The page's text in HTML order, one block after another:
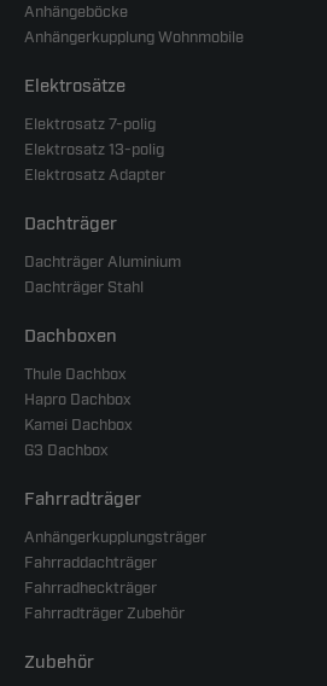
Anhängeböcke
Anhängerkupplung Wohnmobile
Elektrosätze
Elektrosatz 7-polig
Elektrosatz 13-polig
Elektrosatz Adapter
Dachträger
Dachträger Aluminium
Dachträger Stahl
Dachboxen
Thule Dachbox
Hapro Dachbox
Kamei Dachbox
G3 Dachbox
Fahrradträger
Anhängerkupplungsträger
Fahrraddachträger
Fahrradheckträger
Fahrradträger Zubehör
Zubehör